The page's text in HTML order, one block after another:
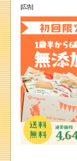
[広告]